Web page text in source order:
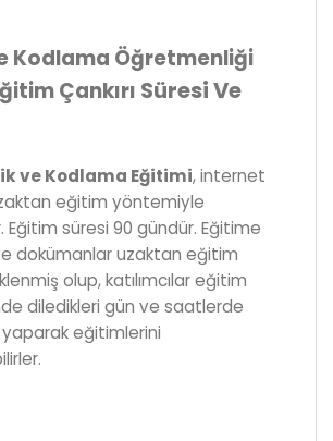
Kodlama Öğretmenliği
Çankırı Süresi Ve
Kodlama Eğitimi, internet
eğitim yöntemiyle
süresi 90 gündür. Eğitime
dokümanlar uzaktan eğitim
olup, katılımcılar eğitim
diledikleri gün ve saatlerde
eğitimlerini